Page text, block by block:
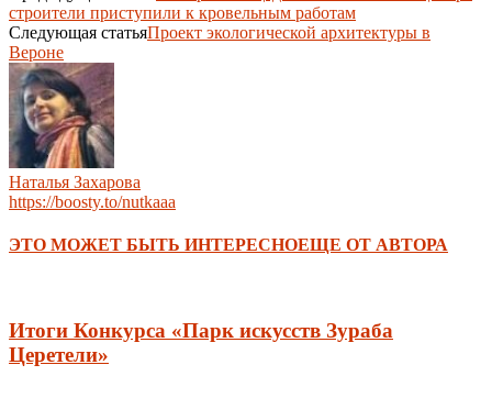
строители приступили к кровельным работам
Следующая статьяПроект экологической архитектуры в
Вероне
Наталья Захарова
https://boosty.to/nutkaaa
ЭТО МОЖЕТ БЫТЬ ИНТЕРЕСНОЕЩЕ ОТ АВТОРА
Итоги Конкурса «Парк искусств Зураба
Церетели»